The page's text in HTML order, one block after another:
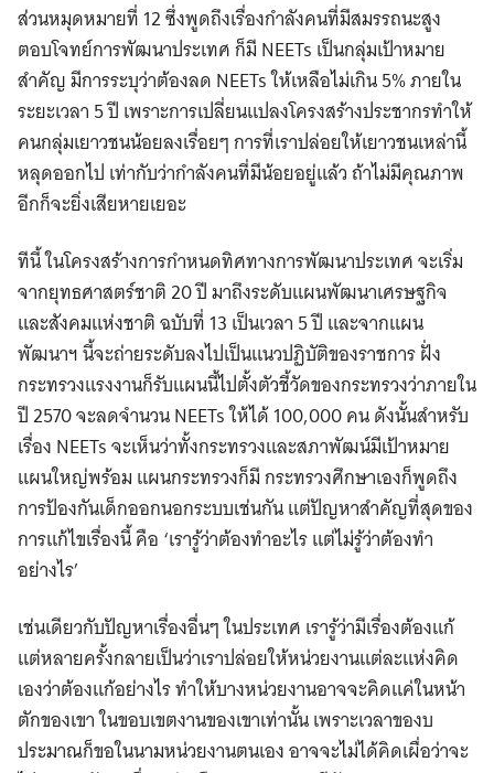
ส่วนหมุดหมายที่ 12 ซึ่งพูดถึงเรื่องกําลังคนที่มีสมรรถนะสูง
ตอบโจทย์การพัฒนาประเทศ ก็มี NEETs เป็นกลุ่มเป้าหมาย
สําคัญ มีการระบุว่าต้องลด NEETs ให้เหลือไม่เกิน 5% ภายใน
ระยะเวลา 5 ปี เพราะการเปลี่ยนแปลงโครงสร้างประชากรทําให้
คนกลุ่มเยาวชนน้อยลงเรื่อยๆ การที่เราปล่อยให้เยาวชนเหล่านี้
หลุดออกไป เท่ากับว่ากำลังคนที่มีน้อยอยู่แล้ว ถ้าไม่มีคุณภาพ
อีกก็จะยิ่งเสียหายเยอะ
ทีนี้ ในโครงสร้างการกําหนดทิศทางการพัฒนาประเทศ จะเริ่ม
จากยุทธศาสตร์ชาติ 20 ปี มาถึงระดับแผนพัฒนาเศรษฐกิจ
และสังคมแห่งชาติ ฉบับที่ 13 เป็นเวลา 5 ปี และจากแผน
พัฒนาฯ นี้จะถ่ายระดับลงไปเป็นแนวปฏิบัติของราชการ ฝั่ง
กระทรวงแรงงานก็รับแผนนี้ไปตั้งตัวชี้วัดของกระทรวงว่าภายใน
ปี 2570 จะลดจำนวน NEETs ให้ได้ 100,000 คน ดังนั้นสำหรับ
เรื่อง NEETs จะเห็นว่าทั้งกระทรวงและสภาพัฒน์มีเป้าหมาย
แผนใหญ่พร้อม แผนกระทรวงก็มี กระทรวงศึกษาเองก็พูดถึง
การป้องกันเด็กออกนอกระบบเช่นกัน แต่ปัญหาสำคัญที่สุดของ
การแก้ไขเรื่องนี้ คือ ‘เรารู้ว่าต้องทำอะไร แต่ไม่รู้ว่าต้องทำ
อย่างไร’
เช่นเดียวกับปัญหาเรื่องอื่นๆ ในประเทศ เรารู้ว่ามีเรื่องต้องแก้
แต่หลายครั้งกลายเป็นว่าเราปล่อยให้หน่วยงานแต่ละแห่งคิด
เองว่าต้องแก้อย่างไร ทำให้บางหน่วยงานอาจจะคิดแค่ในหน้า
ตักของเขา ในขอบเขตงานของเขาเท่านั้น เพราะเวลาของบ
ประมาณก็ขอในนามหน่วยงานตนเอง อาจจะไม่ได้คิดเผื่อว่าจะ